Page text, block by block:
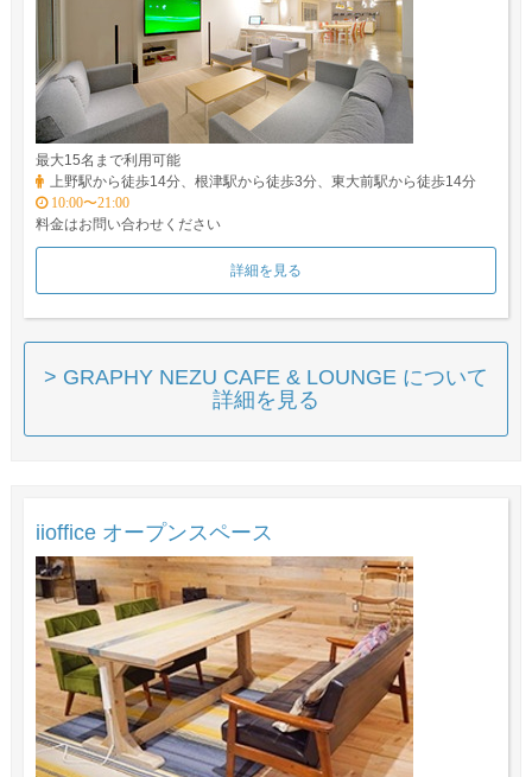
最大15名まで利用可能
上野駅から徒歩14分、根津駅から徒歩3分、東大前駅から徒歩14分
10:00〜21:00
料金はお問い合わせください
詳細を見る
> GRAPHY NEZU CAFE & LOUNGE について
詳細を見る
iioffice オープンスペース